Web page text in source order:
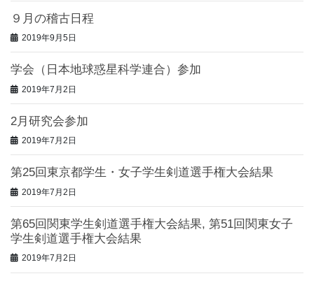
９月の稽古日程
2019年9月5日
学会（日本地球惑星科学連合）参加
2019年7月2日
2月研究会参加
2019年7月2日
第25回東京都学生・女子学生剣道選手権大会結果
2019年7月2日
第65回関東学生剣道選手権大会結果, 第51回関東女子
学生剣道選手権大会結果
2019年7月2日